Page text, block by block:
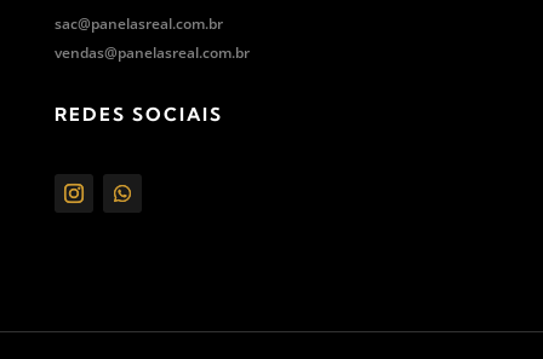
sac@panelasreal.com.br
vendas@panelasreal.com.br
REDES SOCIAIS